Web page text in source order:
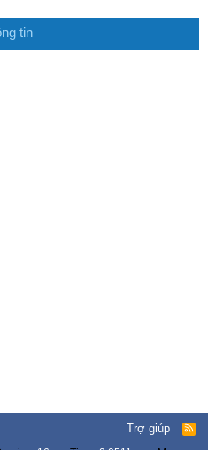
tin
Trợ giúp
R